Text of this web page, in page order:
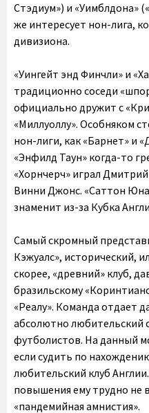
Стэдиум») и «Уимблдона»
же интересует нон-лига,
дивизиона.
«Уингейт энд Финчли» и
традиционно соседи
официально дружит с
«Миллуоллу». Особняком
нон-лиги, как «Барнет» и
«Энфилд Таун» когда-то
«Хорнчерч» играл
Винни Джонс. «Саттон
знаменит из-за Кубка
Самый скромный
Кэжуалс», исторический,
скорее, «древний» клуб,
бразильскому
«Реалу». Команда отдает
абсолютно любительский
футболистов. На данный
если судить по
любительский клуб
повышения ему трудно не
«пандемийная амнистия».